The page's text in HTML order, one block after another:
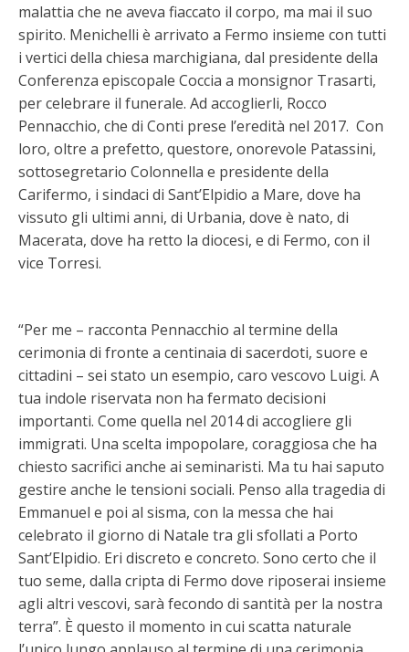
malattia che ne aveva fiaccato il corpo, ma mai il suo
spirito. Menichelli è arrivato a Fermo insieme con tutti
i vertici della chiesa marchigiana, dal presidente della
Conferenza episcopale Coccia a monsignor Trasarti,
per celebrare il funerale. Ad accoglierli, Rocco
Pennacchio, che di Conti prese l’eredità nel 2017. Con
loro, oltre a prefetto, questore, onorevole Patassini,
sottosegretario Colonnella e presidente della
Carifermo, i sindaci di Sant’Elpidio a Mare, dove ha
vissuto gli ultimi anni, di Urbania, dove è nato, di
Macerata, dove ha retto la diocesi, e di Fermo, con il
vice Torresi.
“Per me – racconta Pennacchio al termine della
cerimonia di fronte a centinaia di sacerdoti, suore e
cittadini – sei stato un esempio, caro vescovo Luigi. A
tua indole riservata non ha fermato decisioni
importanti. Come quella nel 2014 di accogliere gli
immigrati. Una scelta impopolare, coraggiosa che ha
chiesto sacrifici anche ai seminaristi. Ma tu hai saputo
gestire anche le tensioni sociali. Penso alla tragedia di
Emmanuel e poi al sisma, con la messa che hai
celebrato il giorno di Natale tra gli sfollati a Porto
Sant’Elpidio. Eri discreto e concreto. Sono certo che il
tuo seme, dalla cripta di Fermo dove riposerai insieme
agli altri vescovi, sarà fecondo di santità per la nostra
terra”. È questo il momento in cui scatta naturale